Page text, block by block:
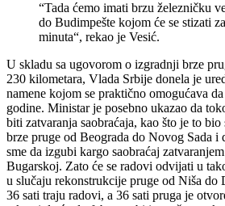
“Tada ćemo imati brzu železničku
do Budimpešte kojom će se stizati
minuta“, rekao je Vesić.
U skladu sa ugovorom o izgradnji brze
230 kilometara, Vlada Srbije donela je
namene kojom se praktično omogućava
godine. Ministar je posebno ukazao da
biti zatvaranja saobraćaja, kao što je to
brze pruge od Beograda do Novog Sada i
sme da izgubi kargo saobraćaj
Bugarskoj. Zato će se radovi odvijati u
u slučaju rekonstrukcije pruge od Niša do
36 sati traju radovi, a 36 sati pruga je